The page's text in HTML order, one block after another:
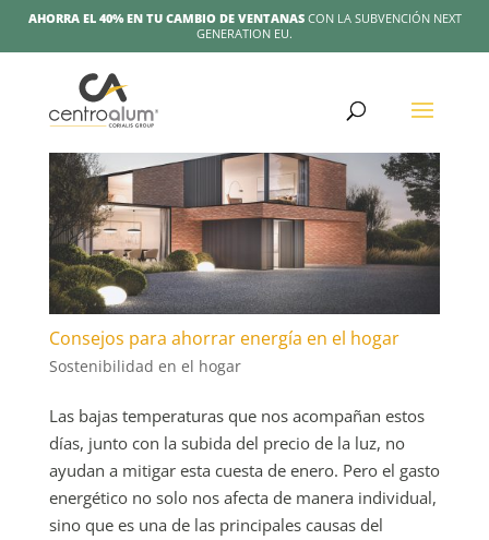
AHORRA EL 40% EN TU CAMBIO DE VENTANASCON LA SUBVENCIÓN NEXT
GENERATION EU.
Consejos para ahorrar energía en el hogar
Sostenibilidad en el hogar
Las bajas temperaturas que nos acompañan estos
días, junto con la subida del precio de la luz, no
ayudan a mitigar esta cuesta de enero. Pero el gasto
energético no solo nos afecta de manera individual,
sino que es una de las principales causas del